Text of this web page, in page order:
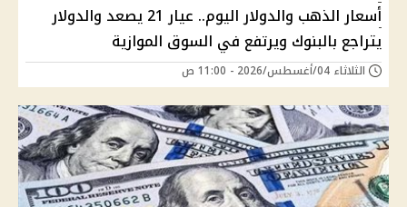
أسعار الذهب والدولار اليوم.. عيار 21 يصعد والدولار
يتراجع بالبنوك ويرتفع في السوق الموازية
الثلاثاء 04/أغسطس/2026 - 11:00 ص